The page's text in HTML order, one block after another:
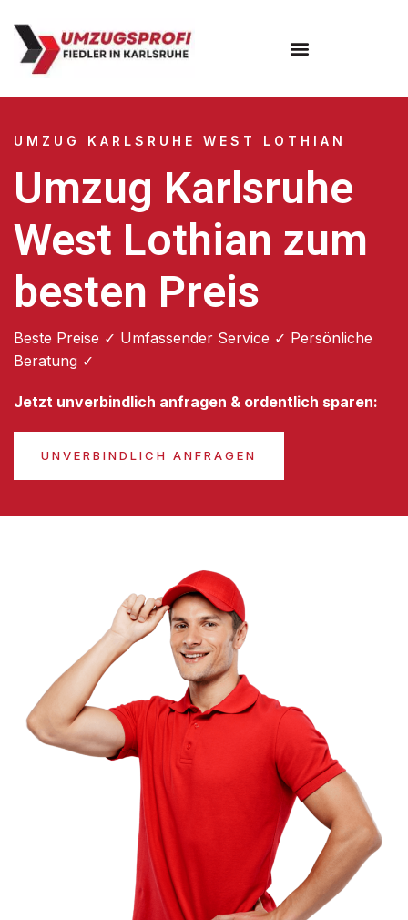
UMZUG KARLSRUHE WEST LOTHIAN
Umzug Karlsruhe
West Lothian zum
besten Preis
Beste Preise ✓ Umfassender Service ✓ Persönliche
Beratung ✓
Jetzt unverbindlich anfragen & ordentlich sparen:
UNVERBINDLICH ANFRAGEN